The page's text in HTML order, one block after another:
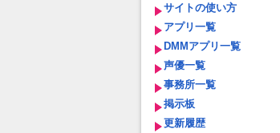
サイトの使い方
アプリ一覧
DMMアプリ一覧
声優一覧
事務所一覧
掲示板
更新履歴